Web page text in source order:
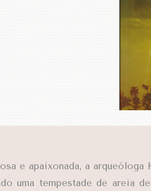
e apaixonada, a
uma tempestade de areia